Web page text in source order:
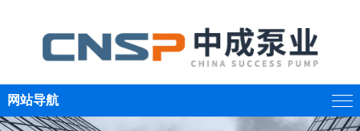
网站导航